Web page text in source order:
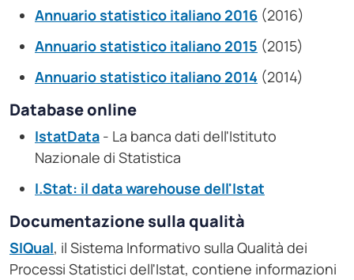
Annuario statistico italiano 2016 (2016)
Annuario statistico italiano 2015 (2015)
Annuario statistico italiano 2014 (2014)
Database online
IstatData - La banca dati dell'Istituto
Nazionale di Statistica
I.Stat: il data warehouse dell'Istat
Documentazione sulla qualità
SIQual, il Sistema Informativo sulla Qualità dei
Processi Statistici dell'Istat, contiene informazioni